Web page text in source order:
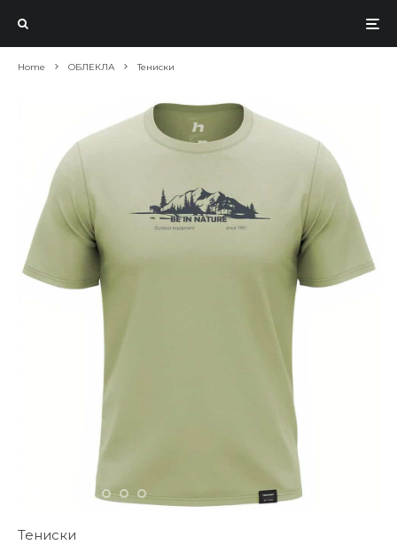
Home ОБЛЕКЛА Тениски
Тениски